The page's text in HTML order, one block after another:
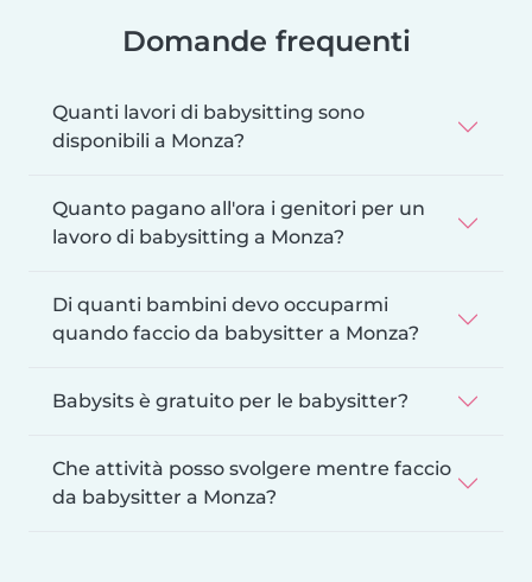
Domande frequenti
Quanti lavori di babysitting sono
disponibili a Monza?
Quanto pagano all'ora i genitori per un
lavoro di babysitting a Monza?
Di quanti bambini devo occuparmi
quando faccio da babysitter a Monza?
Babysits è gratuito per le babysitter?
Che attività posso svolgere mentre faccio
da babysitter a Monza?